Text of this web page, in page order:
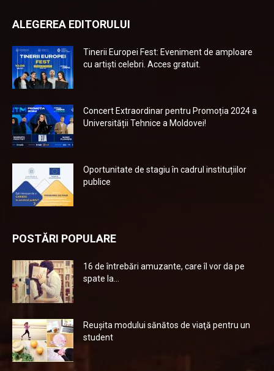
ALEGEREA EDITORULUI
Tinerii Europei Fest: Eveniment de amploare
cu artiști celebri. Acces gratuit.
Concert Extraordinar pentru Promoția 2024 a
Universității Tehnice a Moldovei!
Oportunitate de stagiu în cadrul instituțiilor
publice
POSTĂRI POPULARE
16 de întrebări amuzante, care îl vor da pe
spate la...
Reuşita modului sănătos de viaţă pentru un
student